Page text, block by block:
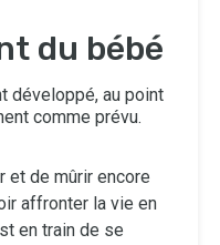
du bébé
développé, au point
comme prévu.
et de mûrir encore
affronter la vie en
en train de se